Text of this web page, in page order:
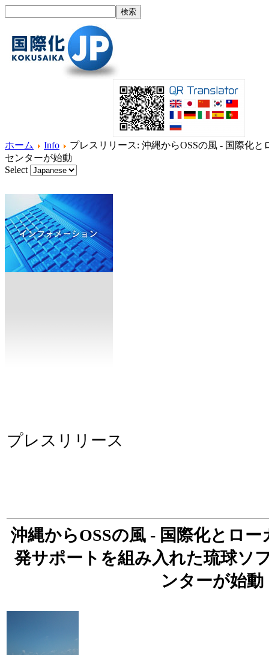
ホーム Info
プレスリリース: 沖縄からOSSの風 - 国際化
センターが始動
Select
プレスリリース
沖縄からOSSの風 - 国際化とロ
発サポートを組み入れた琉球ソ
ンターが始動